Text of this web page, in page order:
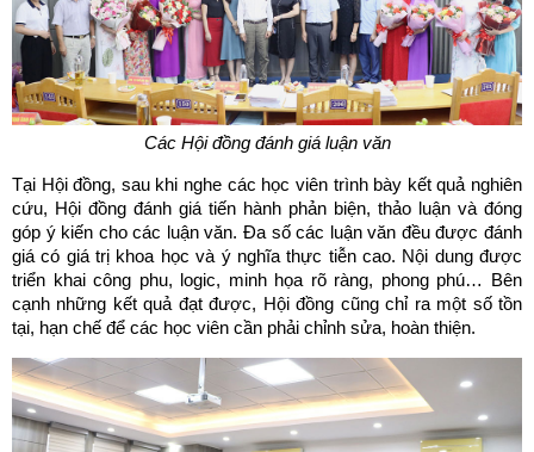
Các Hội đồng đánh giá luận văn
Tại Hội đồng, sau khi nghe các học viên trình bày kết quả nghiên
cứu, Hội đồng đánh giá tiến hành phản biện, thảo luận và đóng
góp ý kiến cho các luận văn. Đa số các luận văn đều được đánh
giá có giá trị khoa học và ý nghĩa thực tiễn cao. Nội dung được
triển khai công phu, logic, minh họa rõ ràng, phong phú… Bên
cạnh những kết quả đạt được, Hội đồng cũng chỉ ra một số tồn
tại, hạn chế để các học viên cần phải chỉnh sửa, hoàn thiện.